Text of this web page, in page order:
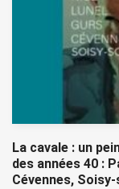
La cavale : un
des années 40 :
Cévennes,